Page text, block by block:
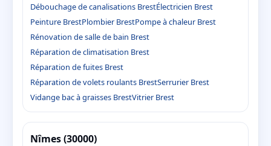
Débouchage de canalisations BrestÉlectricien Brest
Peinture BrestPlombier BrestPompe à chaleur Brest
Rénovation de salle de bain Brest
Réparation de climatisation Brest
Réparation de fuites Brest
Réparation de volets roulants BrestSerrurier Brest
Vidange bac à graisses BrestVitrier Brest
Nîmes (30000)